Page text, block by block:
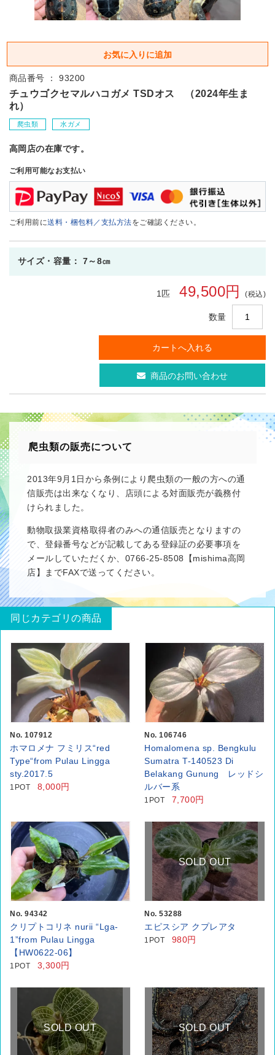
商品番号 ： 93200
チュウゴクセマルハコガメ TSDオス （2024年生ま
れ）
爬虫類 水ガメ
高岡店の在庫です。
ご利用可能なお支払い
ご利用前に送料・梱包料／支払方法をご確認ください。
サイズ・容量： 7～8㎝
1匹 49,500円(税込)
数量
商品のお問い合わせ
爬虫類の販売について
2013年9月1日から条例により爬虫類の一般の方への通
信販売は出来なくなり、店頭による対面販売が義務付
けられました。
動物取扱業資格取得者のみへの通信販売となりますの
で、登録番号などが記載してある登録証の必要事項を
メールしていただくか、0766-25-8508【mishima高岡
店】までFAXで送ってください。
同じカテゴリの商品
No. 107912
ホマロメナ フミリス“red
Type“from Pulau Lingga
sty.2017.5
1POT 8,000円
No. 106746
Homalomena sp. Bengkulu
Sumatra T-140523 Di
Belakang Gunung レッドシ
ルバー系
1POT 7,700円
No. 94342
クリプトコリネ nurii “Lga-
1”from Pulau Lingga
【HW0622-06】
1POT 3,300円
SOLD OUT
No. 53288
エピスシア クプレアタ
1POT 980円
SOLD OUT SOLD OUT